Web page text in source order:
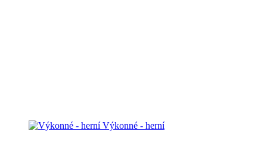
Výkonné - herní